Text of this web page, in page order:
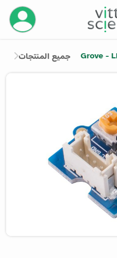
إدارة
جميع المنتجات Grove -